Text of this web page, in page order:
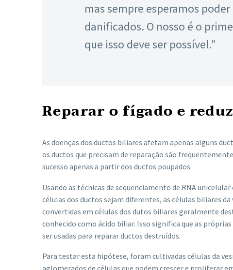
mas sempre esperamos
danificados. O nosso é o
que isso deve ser possível.”
Reparar o fígado e
As doenças dos ductos biliares afetam apenas alguns
os ductos que precisam de reparação são
sucesso apenas a partir dos ductos poupados.
Usando as técnicas de sequenciamento de RNA
células dos ductos sejam diferentes, as células biliares
convertidas em células dos dutos biliares geralmente
conhecido como ácido biliar. Isso significa que as
ser usadas para reparar ductos destruídos.
Para testar esta hipótese, foram cultivadas células da